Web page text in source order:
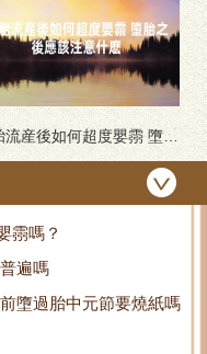
流産後如何超度嬰霛 墮胎
之後應該注意什麽
霛嗎？
遍嗎
墮過胎中元節要燒紙嗎